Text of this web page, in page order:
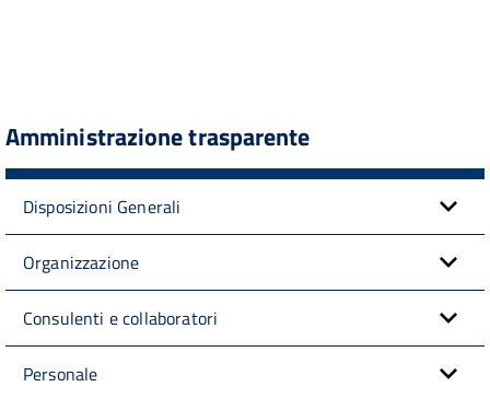
Amministrazione trasparente
Disposizioni Generali
Organizzazione
Consulenti e collaboratori
Personale